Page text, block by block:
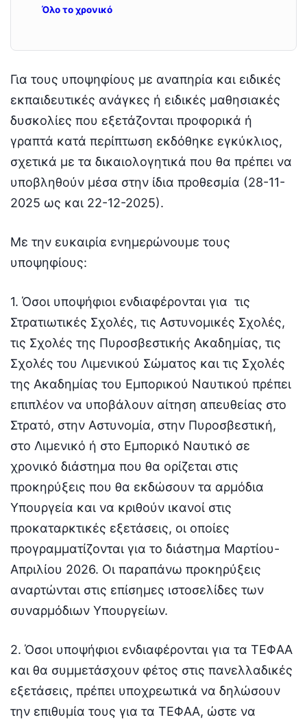
Όλο το χρονικό
Για τους υποψηφίους με αναπηρία και ειδικές
εκπαιδευτικές ανάγκες ή ειδικές μαθησιακές
δυσκολίες που εξετάζονται προφορικά ή
γραπτά κατά περίπτωση εκδόθηκε εγκύκλιος,
σχετικά με τα δικαιολογητικά που θα πρέπει να
υποβληθούν μέσα στην ίδια προθεσμία (28-11-
2025 ως και 22-12-2025).
Με την ευκαιρία ενημερώνουμε τους
υποψηφίους:
1. Όσοι υποψήφιοι ενδιαφέρονται για τις
Στρατιωτικές Σχολές, τις Αστυνομικές Σχολές,
τις Σχολές της Πυροσβεστικής Ακαδημίας, τις
Σχολές του Λιμενικού Σώματος και τις Σχολές
της Ακαδημίας του Εμπορικού Ναυτικού πρέπει
επιπλέον να υποβάλουν αίτηση απευθείας στο
Στρατό, στην Αστυνομία, στην Πυροσβεστική,
στο Λιμενικό ή στο Εμπορικό Ναυτικό σε
χρονικό διάστημα που θα ορίζεται στις
προκηρύξεις που θα εκδώσουν τα αρμόδια
Υπουργεία και να κριθούν ικανοί στις
προκαταρκτικές εξετάσεις, οι οποίες
προγραμματίζονται για το διάστημα Μαρτίου-
Απριλίου 2026. Οι παραπάνω προκηρύξεις
αναρτώνται στις επίσημες ιστοσελίδες των
συναρμόδιων Υπουργείων.
2. Όσοι υποψήφιοι ενδιαφέρονται για τα ΤΕΦΑΑ
και θα συμμετάσχουν φέτος στις πανελλαδικές
εξετάσεις, πρέπει υποχρεωτικά να δηλώσουν
την επιθυμία τους για τα ΤΕΦΑΑ, ώστε να